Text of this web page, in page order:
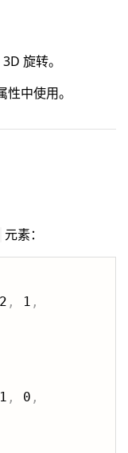
旋转。
性中使用。
元素：
, 1 ,
, 0 ,